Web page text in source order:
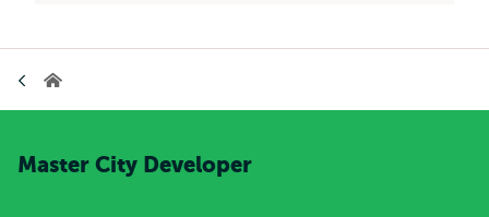
Home
Master City Developer